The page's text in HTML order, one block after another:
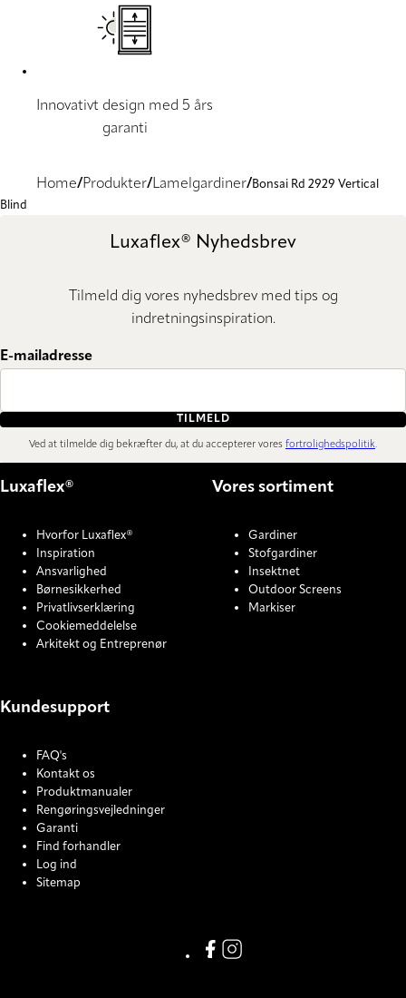
Innovativt design med 5 års
garanti
Home Produkter Lamelgardiner
Bonsai Rd 2929 Vertical
Blind
Luxaflex® Nyhedsbrev
Tilmeld dig vores nyhedsbrev med tips og
indretningsinspiration.
E-mailadresse
TILMELD
Ved at tilmelde dig bekræfter du, at du accepterer vores fortrolighedspolitik.
Luxaflex®
Hvorfor Luxaflex®
Inspiration
Ansvarlighed
Børnesikkerhed
Privatlivserklæring
Cookiemeddelelse
Arkitekt og Entreprenør
Vores sortiment
Gardiner
Stofgardiner
Insektnet
Outdoor Screens
Markiser
Kundesupport
FAQ's
Kontakt os
Produktmanualer
Rengøringsvejledninger
Garanti
Find forhandler
Log ind
Sitemap
Link missing Display text from
Link missing Display text